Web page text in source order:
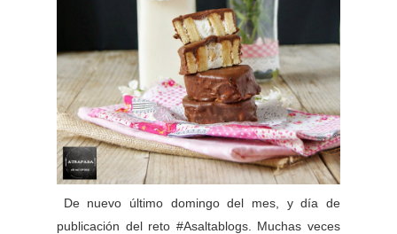
De nuevo último domingo del mes, y día de
publicación del reto #Asaltablogs. Muchas veces